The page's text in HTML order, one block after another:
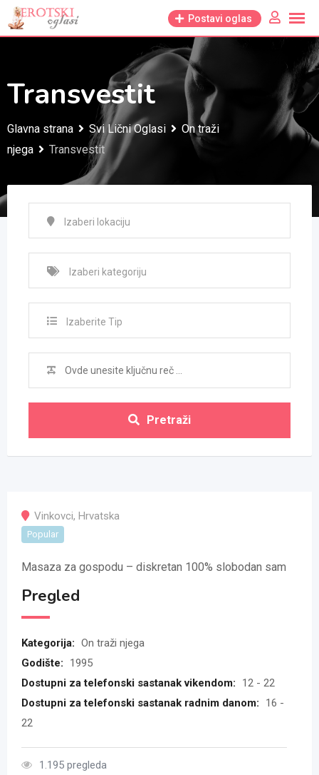
Skip
to
Postavi oglas
Transvestit
Glavna strana Svi Lični Oglasi
On traži
njega
Transvestit
Izaberite Tip
Pretraži
Vinkovci, Hrvatska
Popular
Masaza za gospodu – diskretan 100% slobodan sam
Pregled
Kategorija: On traži njega
Godište:
1995
Dostupni za telefonski sastanak vikendom:
12 - 22
Dostupni za telefonski sastanak radnim danom:
16 -
22
1.195 pregleda